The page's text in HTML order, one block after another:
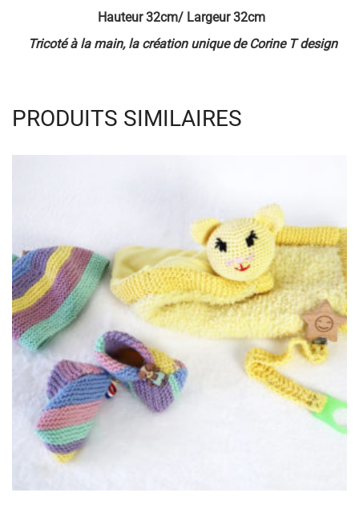
Hauteur 32cm/ Largeur 32cm
Tricoté à la main, la création unique de Corine T design
PRODUITS SIMILAIRES